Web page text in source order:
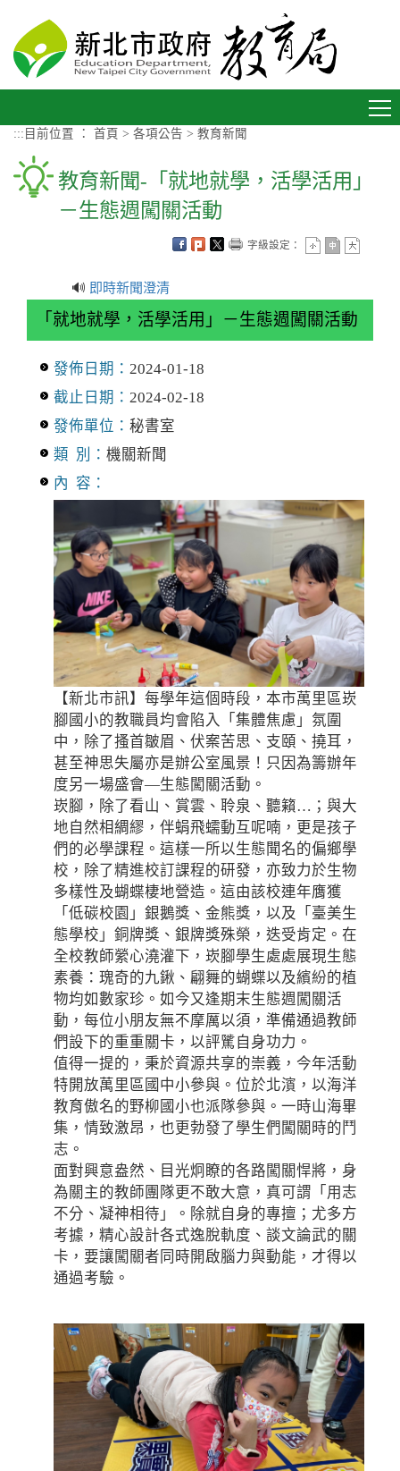
::: 目前位置 ： 首頁 > 各項公告 > 教育新聞
教育新聞-「就地就學，活學活用」
－生態週闖關活動
字級設定：
🔊 即時新聞澄清
「就地就學，活學活用」－生態週闖關活動
發佈日期： 2024-01-18
截止日期： 2024-02-18
發佈單位： 秘書室
類 別： 機關新聞
內 容：
【新北市訊】每學年這個時段，本市萬里區崁
腳國小的教職員均會陷入「集體焦慮」氛圍
中，除了搔首皺眉、伏案苦思、支頤、撓耳，
甚至神思失屬亦是辦公室風景！只因為籌辦年
度另一場盛會—生態闖關活動。
崁腳，除了看山、賞雲、聆泉、聽籟…；與大
地自然相綢繆，伴蜎飛蠕動互呢喃，更是孩子
們的必學課程。這樣一所以生態聞名的偏鄉學
校，除了精進校訂課程的研發，亦致力於生物
多樣性及蝴蝶棲地營造。這由該校連年膺獲
「低碳校園」銀鵝獎、金熊獎，以及「臺美生
態學校」銅牌獎、銀牌獎殊榮，迭受肯定。在
全校教師縈心澆灌下，崁腳學生處處展現生態
素養：瑰奇的九鍬、翩舞的蝴蝶以及繽紛的植
物均如數家珍。如今又逢期末生態週闖關活
動，每位小朋友無不摩厲以須，準備通過教師
們設下的重重關卡，以評騭自身功力。
值得一提的，秉於資源共享的崇義，今年活動
特開放萬里區國中小參與。位於北濱，以海洋
教育傲名的野柳國小也派隊參與。一時山海畢
集，情致激昂，也更勃發了學生們闖關時的鬥
志。
面對興意盎然、目光炯瞭的各路闖關悍將，身
為關主的教師團隊更不敢大意，真可謂「用志
不分、凝神相待」。除就自身的專擅；尤多方
考據，精心設計各式逸脫軌度、談文論武的關
卡，要讓闖關者同時開啟腦力與動能，才得以
通過考驗。